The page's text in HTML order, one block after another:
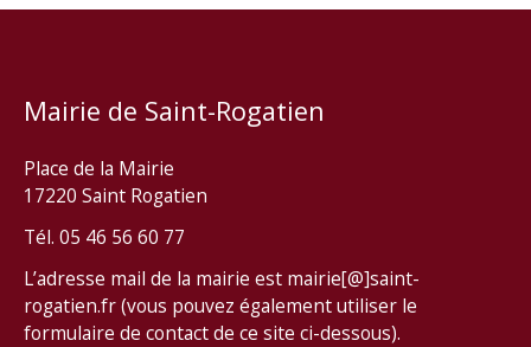
Mairie de Saint-Rogatien
Place de la Mairie
17220 Saint Rogatien
Tél. 05 46 56 60 77
L’adresse mail de la mairie est mairie[@]saint-
rogatien.fr (vous pouvez également utiliser le
formulaire de contact de ce site ci-dessous).